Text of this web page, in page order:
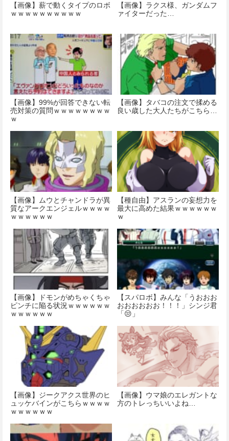
【画像】薪で動くタイプのロボ
ｗｗｗｗｗｗｗｗｗｗ
【画像】ラクス様、ガンダムフ
ァイターだった…
【画像】99%が回答できない転
売対策の質問ｗｗｗｗｗｗｗｗ
ｗ
【画像】タバコの注文で揉める
良い歳した大人たちがこちら…
【画像】ムウとチャンドラが異
質なアークエンジェルｗｗｗｗ
ｗｗｗｗｗｗ
【種自由】アスランの妄想力を
最大に高めた結果ｗｗｗｗｗｗ
ｗ
【画像】ドモンがめちゃくちゃ
ピンチに陥る状況ｗｗｗｗｗｗ
ｗｗｗｗｗｗ
【スパロボ】みんな「うおおお
おおおおおお！！！」シンジ君
「😒」
【画像】ジークアクス世界のヒ
ュッケバインがこちらｗｗｗｗ
ｗｗｗｗｗｗ
【画像】ウマ娘のエレガントな
方のトレっちいいよね…